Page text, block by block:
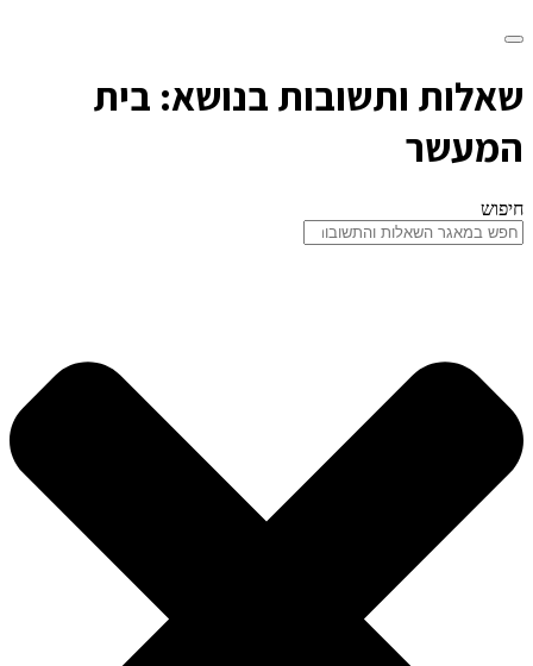
שאלות ותשובות בנושא: בית
המעשר
חיפוש